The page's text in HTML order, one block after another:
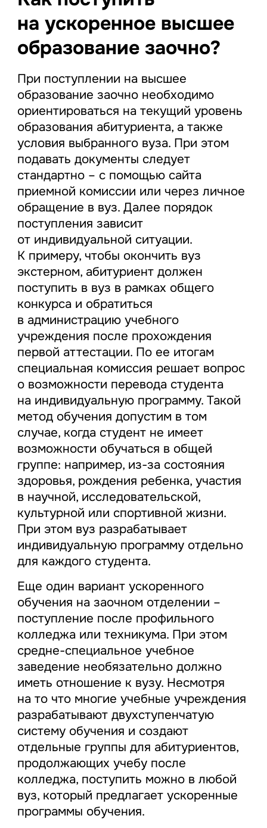
на ускоренное высшее
образование заочно?
При поступлении на высшее
образование заочно необходимо
ориентироваться на текущий уровень
образования абитуриента, а также
условия выбранного вуза. При этом
подавать документы следует
стандартно – с помощью сайта
приемной комиссии или через личное
обращение в вуз. Далее порядок
поступления зависит
от индивидуальной ситуации.
К примеру, чтобы окончить вуз
экстерном, абитуриент должен
поступить в вуз в рамках общего
конкурса и обратиться
в администрацию учебного
учреждения после прохождения
первой аттестации. По ее итогам
специальная комиссия решает вопрос
о возможности перевода студента
на индивидуальную программу. Такой
метод обучения допустим в том
случае, когда студент не имеет
возможности обучаться в общей
группе: например, из-за состояния
здоровья, рождения ребенка, участия
в научной, исследовательской,
культурной или спортивной жизни.
При этом вуз разрабатывает
индивидуальную программу отдельно
для каждого студента.
Еще один вариант ускоренного
обучения на заочном отделении –
поступление после профильного
колледжа или техникума. При этом
средне-специальное учебное
заведение необязательно должно
иметь отношение к вузу. Несмотря
на то что многие учебные учреждения
разрабатывают двухступенчатую
систему обучения и создают
отдельные группы для абитуриентов,
продолжающих учебу после
колледжа, поступить можно в любой
вуз, который предлагает ускоренные
программы обучения.